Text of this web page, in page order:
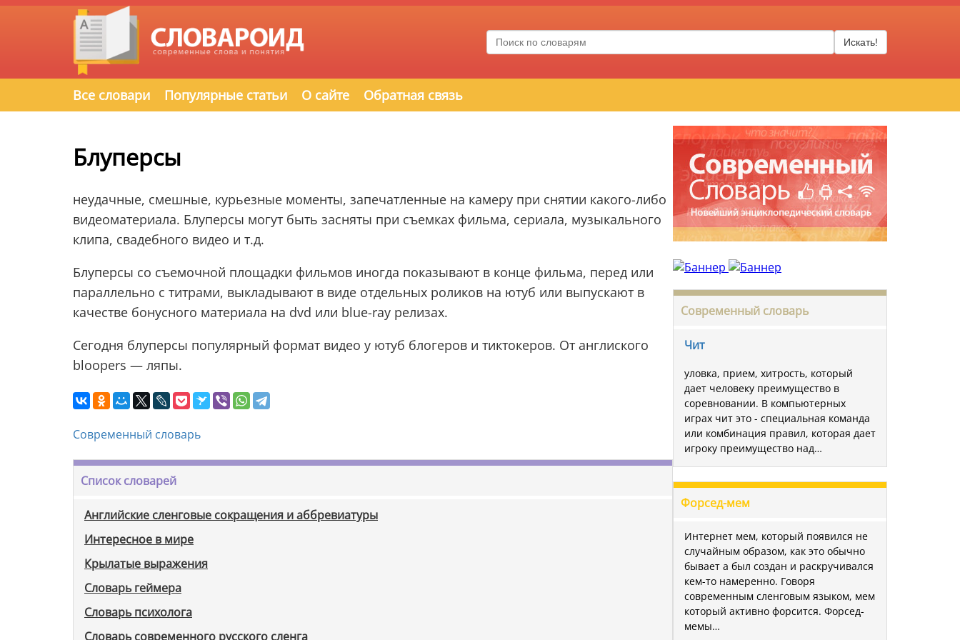
Искать!
Все словари Популярные статьи О сайте Обратная связь
Блуперсы
неудачные, смешные, курьезные моменты, запечатленные на камеру при снятии какого-либо
видеоматериала. Блуперсы могут быть засняты при съемках фильма, сериала, музыкального
клипа, свадебного видео и т.д.
Блуперсы со съемочной площадки фильмов иногда показывают в конце фильма, перед или
параллельно с титрами, выкладывают в виде отдельных роликов на ютуб или выпускают в
качестве бонусного материала на dvd или blue-ray релизах.
Сегодня блуперсы популярный формат видео у ютуб блогеров и тиктокеров. От англиского
bloopers — ляпы.
Современный словарь
Список словарей
Английские сленговые сокращения и аббревиатуры
Интересное в мире
Крылатые выражения
Словарь геймера
Словарь психолога
Словарь современного русского сленга
Современный словарь
Чит
уловка, прием, хитрость, который
дает человеку преимущество в
соревновании. В компьютерных
играх чит это - специальная команда
или комбинация правил, которая дает
игроку преимущество над…
Форсед-мем
Интернет мем, который появился не
случайным образом, как это обычно
бывает а был создан и раскручивался
кем-то намеренно. Говоря
современным сленговым языком, мем
который активно форсится. Форсед-
мемы…